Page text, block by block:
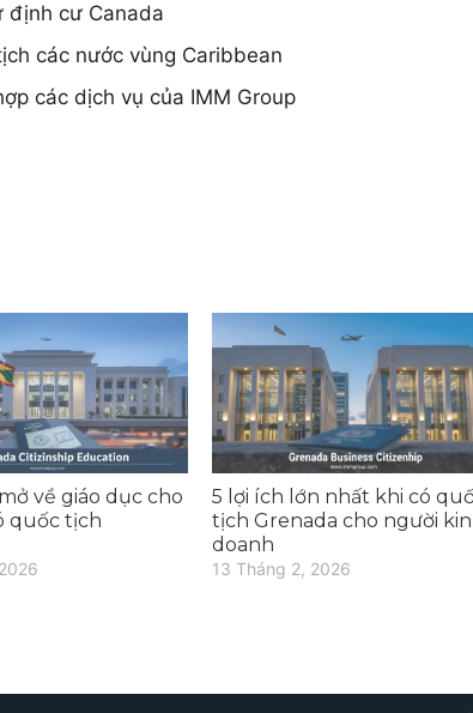
định cư Canada
các nước vùng Caribbean
các dịch vụ của IMM Group
về giáo dục cho
quốc tịch
5 lợi ích lớn nhất khi có
tịch Grenada cho người
doanh
13 Tháng 2, 2026